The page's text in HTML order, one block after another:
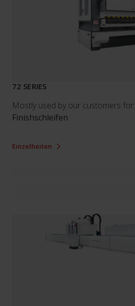
72 SERIES
Mostly used by our customers for:
Finishschleifen
Einzelheiten